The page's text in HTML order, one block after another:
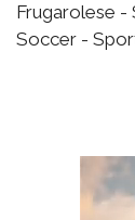
Frugarolese -
Soccer -